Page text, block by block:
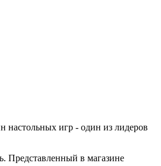
игр - один из лидеров
Представленный в магазине